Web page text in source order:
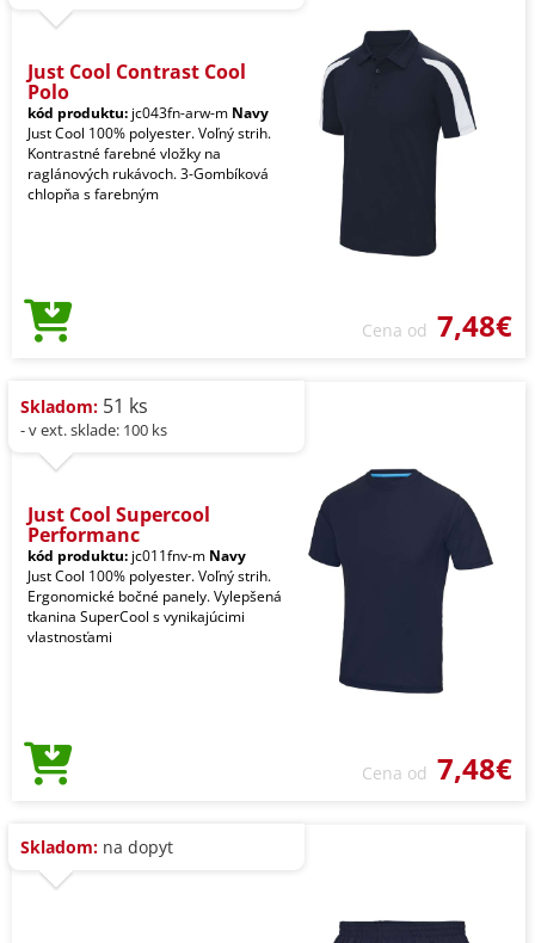
Just Cool Contrast Cool
Polo
kód produktu: jc043fn-arw-m Navy
Just Cool 100% polyester. Voľný strih.
Kontrastné farebné vložky na
raglánových rukávoch. 3-Gombíková
chlopňa s farebným
Cena od 7,48€
Skladom: 51 ks
- v ext. sklade: 100 ks
Just Cool Supercool
Performanc
kód produktu: jc011fnv-m Navy
Just Cool 100% polyester. Voľný strih.
Ergonomické bočné panely. Vylepšená
tkanina SuperCool s vynikajúcimi
vlastnosťami
Cena od 7,48€
Skladom: na dopyt